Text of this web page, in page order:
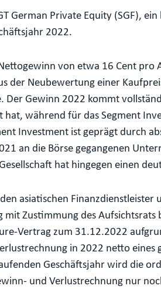
German Private Equity (SGF),
2022.
von etwa 16 Cent pro
der Neubewertung einer
Gewinn 2022 kommt
während für das Segment
Investment ist geprägt durch
an die Börse gegangenen
hat hingegen einen
asiatischen
Zustimmung des Aufsichtsrats
Vertrag zum 31.12.2022
in 2022 netto
Geschäftsjahr wird die
und Verlustrechnung nur